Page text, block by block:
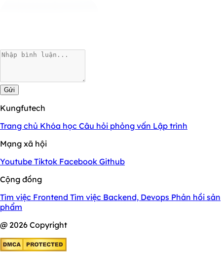
Gửi
Kungfutech
Trang chủ Khóa học Câu hỏi phỏng vấn Lập trình
Mạng xã hội
Youtube Tiktok Facebook Github
Cộng đồng
Tìm việc Frontend Tìm việc Backend, Devops Phản hồi sản
phẩm
@ 2026 Copyright